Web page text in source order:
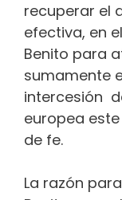
recuperar el
efectiva, en
Benito para
sumamente
intercesión
europea
de fe.
La razón